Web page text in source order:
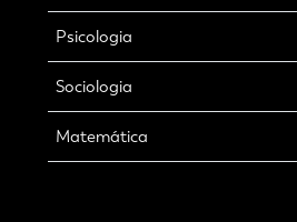
Psicologia
Sociologia
Matemática